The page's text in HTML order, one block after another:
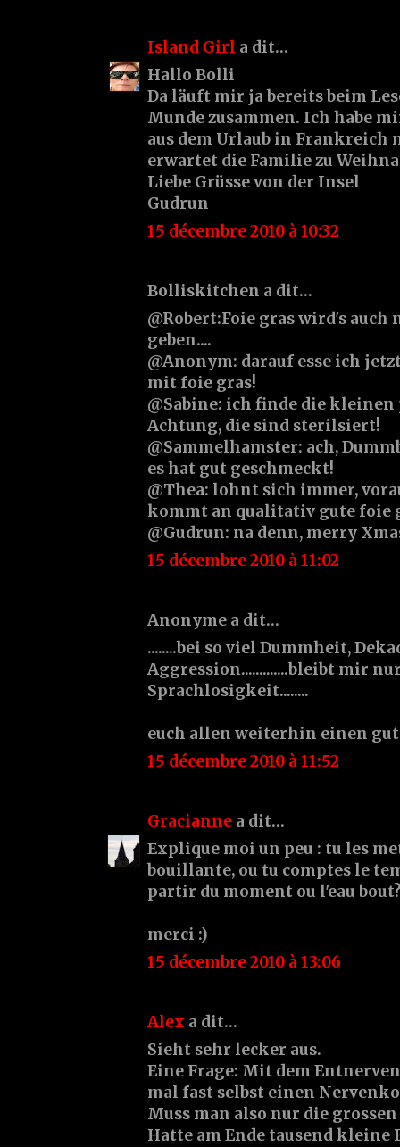
Island Girl a dit…
Hallo Bolli
Da läuft mir ja bereits beim
Munde zusammen. Ich habe
aus dem Urlaub in Frankreich
erwartet die Familie zu
Liebe Grüsse von der Insel
Gudrun
15 décembre 2010 à 10:32
Bolliskitchen a dit…
@Robert:Foie gras wird's auch
geben....
@Anonym: darauf esse ich
mit foie gras!
@Sabine: ich finde die
Achtung, die sind sterilsiert!
@Sammelhamster: ach,
es hat gut geschmeckt!
@Thea: lohnt sich immer,
kommt an qualitativ gute foie
@Gudrun: na denn, merry
15 décembre 2010 à 11:02
Anonyme a dit…
........bei so viel Dummheit,
Aggression.............bleibt mir
Sprachlosigkeit........
euch allen weiterhin einen
15 décembre 2010 à 11:52
Gracianne a dit…
Explique moi un peu : tu les
bouillante, ou tu comptes le
partir du moment ou l'eau
merci :)
15 décembre 2010 à 13:06
Alex a dit…
Sieht sehr lecker aus.
Eine Frage: Mit dem
mal fast selbst einen
Muss man also nur die
Hatte am Ende tausend kleine